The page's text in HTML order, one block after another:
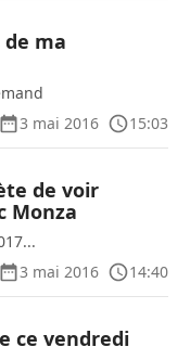
de ma
3 mai 2016
15:03
de voir
Monza
3 mai 2016
14:40
ce vendredi